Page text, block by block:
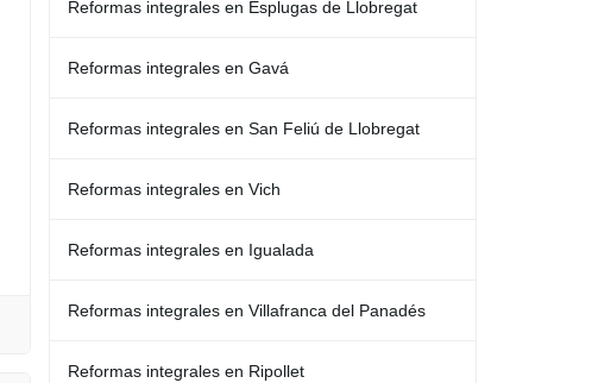
Reformas integrales en Esplugas de Llobregat
Reformas integrales en Gavá
Reformas integrales en San Feliú de Llobregat
Reformas integrales en Vich
Reformas integrales en Igualada
Reformas integrales en Villafranca del Panadés
Reformas integrales en Ripollet